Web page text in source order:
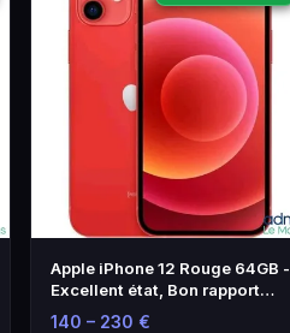
Apple iPhone 12 Rouge 64GB -
Excellent état, Bon rapport
qualité-prix
140 – 230 €